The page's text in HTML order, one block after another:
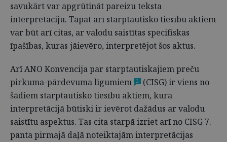
savukārt var apgrūtināt pareizu teksta
interpretāciju. Tāpat arī starptautisko tiesību aktiem
var būt arī citas, ar valodu saistītas specifiskas
īpašības, kuras jāievēro, interpretējot šos aktus.
Arī ANO Konvencija par starptautiskajiem preču
pirkuma-pārdevuma līgumiem
2
(CISG) ir viens no
šādiem starptautisko tiesību aktiem, kura
interpretācijā būtiski ir ievērot dažādus ar valodu
saistītu aspektus. Tas cita starpā izriet arī no CISG 7.
panta pirmajā daļā noteiktajām interpretācijas